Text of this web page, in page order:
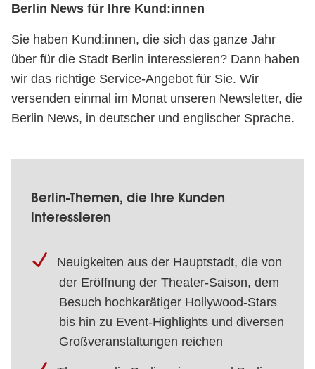
Berlin News für Ihre Kund:innen
Sie haben Kund:innen, die sich das ganze Jahr
über für die Stadt Berlin interessieren? Dann haben
wir das richtige Service-Angebot für Sie. Wir
versenden einmal im Monat unseren Newsletter, die
Berlin News, in deutscher und englischer Sprache.
Berlin-Themen, die Ihre Kunden
interessieren
Neuigkeiten aus der Hauptstadt, die von
der Eröffnung der Theater-Saison, dem
Besuch hochkarätiger Hollywood-Stars
bis hin zu Event-Highlights und diversen
Großveranstaltungen reichen